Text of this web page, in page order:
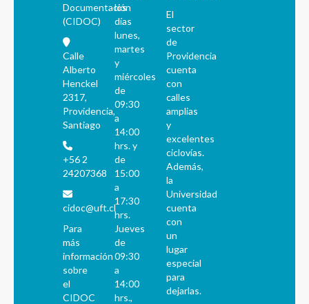
Documentación
(CIDOC)
Calle
Alberto
Henckel
2317,
Providencia,
Santiago
+56 2
24207368
cidoc@uft.cl
Para
más
información
sobre
el
CIDOC
los
días
lunes,
martes
y
miércoles
de
09:30
a
14:00
hrs. y
de
15:00
a
17:30
hrs.
Jueves
de
09:30
a
14:00
hrs.,
El
sector
de
Providencia
cuenta
con
calles
amplias
y
excelentes
ciclovías.
Además,
la
Universidad
cuenta
con
un
lugar
especial
para
dejarlas.